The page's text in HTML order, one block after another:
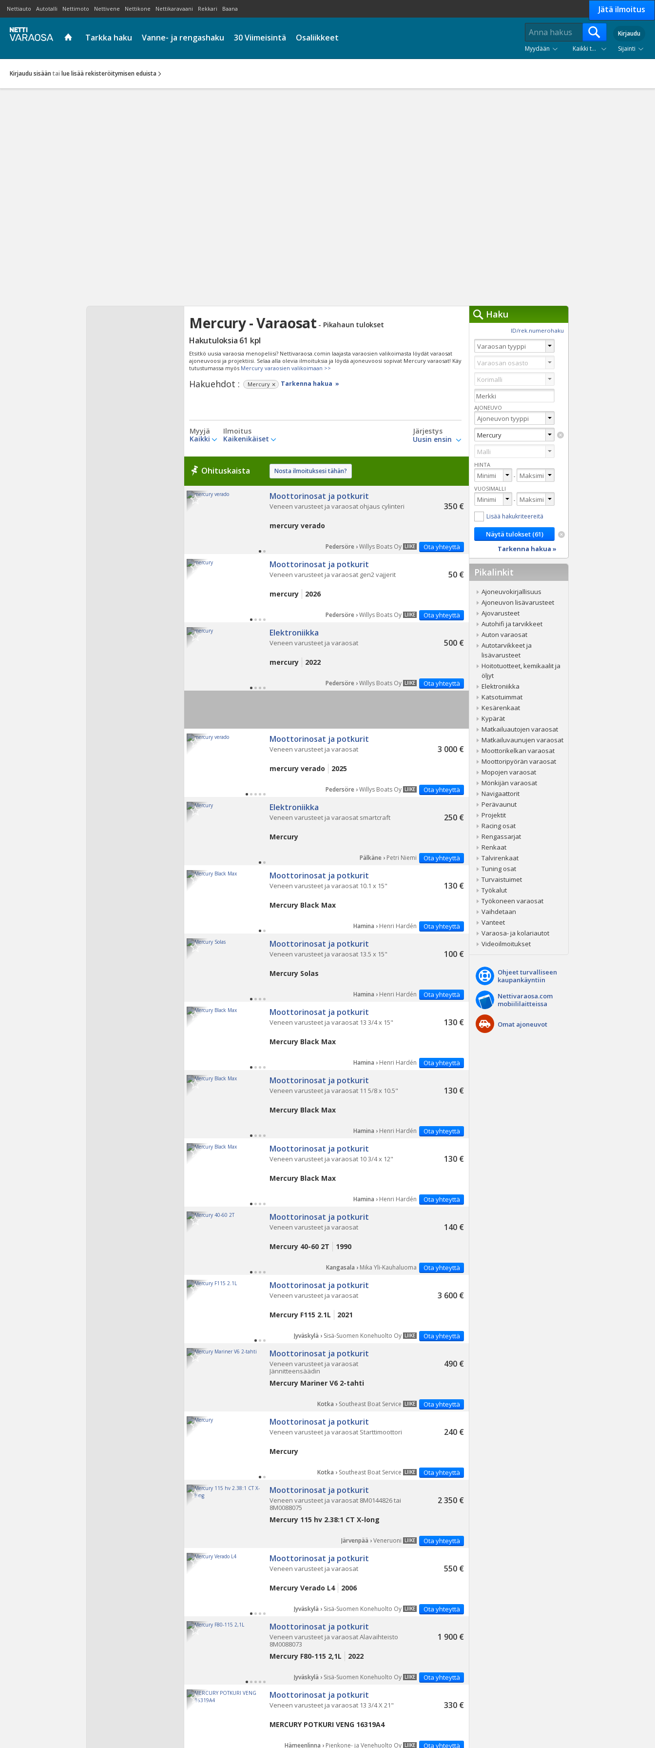
Nettiauto Autotalli Nettimoto Nettivene Nettikone Nettikaravaani Rekkari Baana Jätä ilmoitus
Tarkka haku Vanne- ja rengashaku 30 Viimeisintä Osaliikkeet
Kirjaudu
Myydään
Kaikki tuoteryhmät Sijainti
Kirjaudu sisään tai lue lisää rekisteröitymisen eduista
Mercury - Varaosat - Pikahaun tulokset
Hakutuloksia 61 kpl
Etsitkö uusia varaosia menopeliisi? Nettivaraosa.comin laajasta varaosien valikoimasta löydät varaosat
ajoneuvoosi ja projektiisi. Selaa alla olevia ilmoituksia ja löydä ajoneuvoosi sopivat Mercury varaosat! Käy
tutustumassa myös Mercury varaosien valikoimaan >>
Hakuehdot : Mercury Tarkenna hakua »
Myyjä
Kaikki
Ilmoitus
Kaikenikäiset
Järjestys
Ohituskaista Nosta ilmoituksesi tähän?
Moottorinosat ja potkurit
350 €
Veneen varusteet ja varaosat ohjaus cylinteri
mercury verado
Ota yhteyttä
LIIKE
Pedersöre ›Willys Boats Oy
Moottorinosat ja potkurit
50 €
Veneen varusteet ja varaosat gen2 vajjerit
mercury 2026
Ota yhteyttä
LIIKE
Pedersöre ›Willys Boats Oy
Elektroniikka
500 €
Veneen varusteet ja varaosat
mercury 2022
Ota yhteyttä
LIIKE
Pedersöre ›Willys Boats Oy
Moottorinosat ja potkurit
3 000 €
Veneen varusteet ja varaosat
mercury verado 2025
Ota yhteyttä
LIIKE
Pedersöre ›Willys Boats Oy
Elektroniikka
250 €
Veneen varusteet ja varaosat smartcraft
Mercury
Ota yhteyttä
Pälkäne › Petri Niemi
Moottorinosat ja potkurit
130 €
Veneen varusteet ja varaosat 10.1 x 15"
Mercury Black Max
Ota yhteyttä
Hamina › Henri Hardén
Moottorinosat ja potkurit
100 €
Veneen varusteet ja varaosat 13.5 x 15"
Mercury Solas
Ota yhteyttä
Hamina › Henri Hardén
Moottorinosat ja potkurit
130 €
Veneen varusteet ja varaosat 13 3/4 x 15"
Mercury Black Max
Ota yhteyttä
Hamina › Henri Hardén
Moottorinosat ja potkurit
130 €
Veneen varusteet ja varaosat 11 5/8 x 10.5"
Mercury Black Max
Ota yhteyttä
Hamina › Henri Hardén
Moottorinosat ja potkurit
130 €
Veneen varusteet ja varaosat 10 3/4 x 12"
Mercury Black Max
Ota yhteyttä
Hamina › Henri Hardén
Moottorinosat ja potkurit
140 €
Veneen varusteet ja varaosat
Mercury 40-60 2T 1990
Ota yhteyttä
Kangasala › Mika Yli-Kauhaluoma
Moottorinosat ja potkurit
3 600 €
Veneen varusteet ja varaosat
Mercury F115 2.1L 2021
Ota yhteyttä
LIIKE
Jyväskylä › Sisä-Suomen Konehuolto Oy
Moottorinosat ja potkurit
490 €
Veneen varusteet ja varaosat
Jännitteensäädin
Mercury Mariner V6 2-tahti
Ota yhteyttä
LIIKE
Kotka › Southeast Boat Service
Moottorinosat ja potkurit
240 €
Veneen varusteet ja varaosat Starttimoottori
Mercury
Ota yhteyttä
LIIKE
Kotka › Southeast Boat Service
Moottorinosat ja potkurit
2 350 €
Veneen varusteet ja varaosat 8M0144826 tai
8M0088075
Mercury 115 hv 2.38:1 CT X-long
Ota yhteyttä
LIIKE
Järvenpää ›Veneruoni
Moottorinosat ja potkurit
550 €
Veneen varusteet ja varaosat
Mercury Verado L4 2006
Ota yhteyttä
LIIKE
Jyväskylä › Sisä-Suomen Konehuolto Oy
Moottorinosat ja potkurit
1 900 €
Veneen varusteet ja varaosat Alavaihteisto
8M0088073
Mercury F80-115 2,1L 2022
Ota yhteyttä
LIIKE
Jyväskylä › Sisä-Suomen Konehuolto Oy
Moottorinosat ja potkurit
330 €
Veneen varusteet ja varaosat 13 3/4 X 21"
MERCURY POTKURI VENG 16319A4
Ota yhteyttä
LIIKE
Hämeenlinna › Pienkone- ja Venehuolto Oy
Haku
ID/rek.numerohaku
AJONEUVO
HINTA
-
VUOSIMALLI
-
Lisää hakukriteereitä
Tarkenna hakua »
Pikalinkit
Ajoneuvokirjallisuus
Ajoneuvon lisävarusteet
Ajovarusteet
Autohifi ja tarvikkeet
Auton varaosat
Autotarvikkeet ja
lisävarusteet
Hoitotuotteet, kemikaalit ja
öljyt
Elektroniikka
Katsotuimmat
Kesärenkaat
Kypärät
Matkailuautojen varaosat
Matkailuvaunujen varaosat
Moottorikelkan varaosat
Moottoripyörän varaosat
Mopojen varaosat
Mönkijän varaosat
Navigaattorit
Perävaunut
Projektit
Racing osat
Rengassarjat
Renkaat
Talvirenkaat
Tuning osat
Turvaistuimet
Työkalut
Työkoneen varaosat
Vaihdetaan
Vanteet
Varaosa- ja kolariautot
Videoilmoitukset
Ohjeet turvalliseen
kaupankäyntiin
Nettivaraosa.com
mobiililaitteissa
Omat ajoneuvot